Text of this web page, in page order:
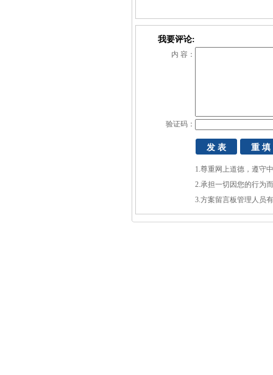
我要评论:
内 容：
验证码：
1.尊重网上道德，遵守
2.承担一切因您的行为
3.方案留言板管理人员